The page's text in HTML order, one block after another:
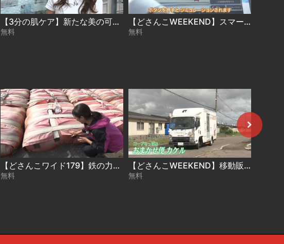
【3分の肌ケア】新たな美の可能性“肌姿勢”【どさんこWEEKEND】
無料
【どさんこWEEKEND】スマート農業
無料
【どさんこワイド179】鉄の力でコンブ復活へ
無料
【どさんこWEEKEND】移動販売車が支えるくらし
無料